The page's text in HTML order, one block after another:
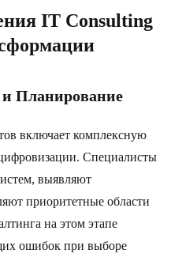
IT Consulting
и Планирование
включает комплексную
Специалисты
выявляют
приоритетные области
на этом этапе
ошибок при выборе